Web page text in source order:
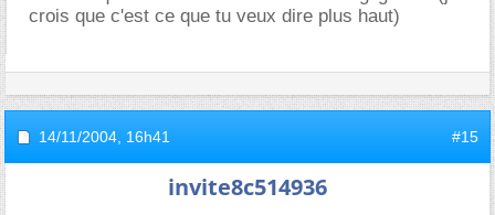
crois que c'est ce que tu veux dire plus haut)
14/11/2004, 16h41 #15
invite8c514936